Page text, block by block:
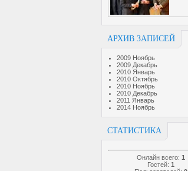
АРХИВ ЗАПИСЕЙ
2009 Ноябрь
2009 Декабрь
2010 Январь
2010 Октябрь
2010 Ноябрь
2010 Декабрь
2011 Январь
2014 Ноябрь
СТАТИСТИКА
Онлайн всего: 1
Гостей: 1